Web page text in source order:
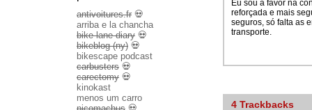
Eu sou a favor na
reforçada e mais
seguros, só falta as
transporte.
4 Trackbacks
antivoitures.fr 💀
arriba e la chancha
bike lane diary 💀
bikeblog (ny) 💀
bikescape podcast
carbusters 💀
carectomy 💀
kinokast
menos um carro